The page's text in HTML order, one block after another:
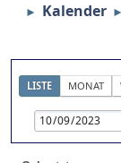
► Kalender ►
LISTE MONAT